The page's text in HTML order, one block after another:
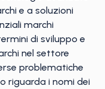
e a soluzioni
marchi
di sviluppo e
nel settore
problematiche
riguarda i nomi dei